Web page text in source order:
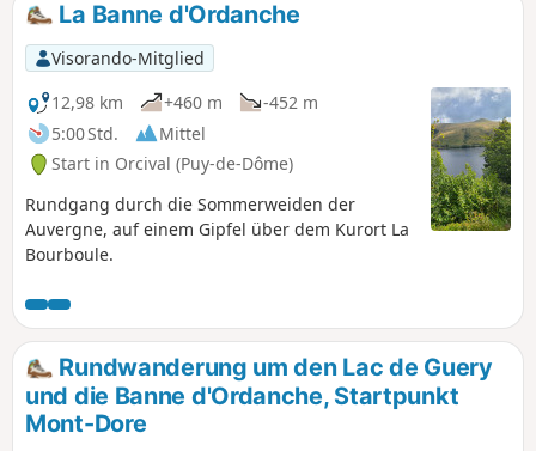
La Banne d'Ordanche
Visorando-Mitglied
12,98 km
+460 m
-452 m
5:00 Std.
Mittel
Start in Orcival (Puy-de-Dôme)
Rundgang durch die Sommerweiden der
Auvergne, auf einem Gipfel über dem Kurort La
Bourboule.
Rundwanderung um den Lac de Guery
und die Banne d'Ordanche, Startpunkt
Mont-Dore